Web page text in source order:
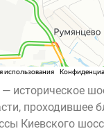
историческое
проходившее
Киевского